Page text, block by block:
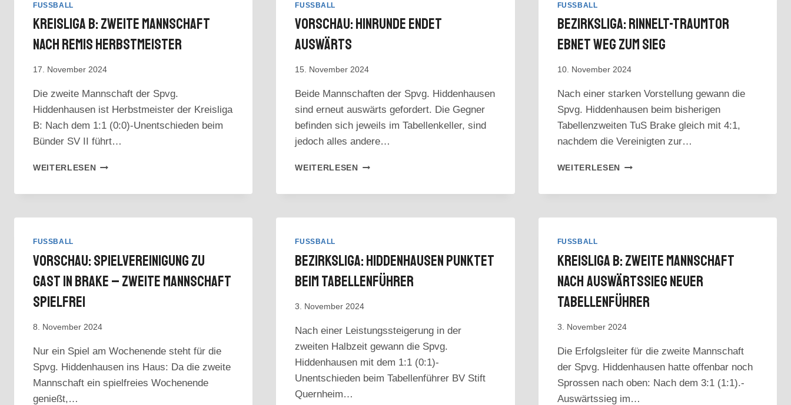
FUSSBALL
Kreisliga B: Zweite Mannschaft
Nach Remis Herbstmeister
17. November 2024
Die zweite Mannschaft der Spvg.
Hiddenhausen ist Herbstmeister der Kreisliga
B: Nach dem 1:1 (0:0)-Unentschieden beim
Bünder SV II führt…
WEITERLESENKREISLIGA
FUSSBALL
Vorschau: Hinrunde Endet
Auswärts
15. November 2024
Beide Mannschaften der Spvg. Hiddenhausen
sind erneut auswärts gefordert. Die Gegner
befinden sich jeweils im Tabellenkeller, sind
jedoch alles andere…
WEITERLESENVORSCHAU:
FUSSBALL
Bezirksliga: Rinnelt-Traumtor
Ebnet Weg Zum Sieg
10. November 2024
Nach einer starken Vorstellung gewann die
Spvg. Hiddenhausen beim bisherigen
Tabellenzweiten TuS Brake gleich mit 4:1,
nachdem die Vereinigten zur…
WEITERLESEN
BEZIRKSLIGA:
FUSSBALL
Vorschau: Spielvereinigung Zu
Gast In Brake – Zweite Mannschaft
Spielfrei
8. November 2024
Nur ein Spiel am Wochenende steht für die
Spvg. Hiddenhausen ins Haus: Da die zweite
Mannschaft ein spielfreies Wochenende
genießt,…
FUSSBALL
Bezirksliga: Hiddenhausen Punktet
Beim Tabellenführer
3. November 2024
Nach einer Leistungssteigerung in der
zweiten Halbzeit gewann die Spvg.
Hiddenhausen mit dem 1:1 (0:1)-
Unentschieden beim Tabellenführer BV Stift
Quernheim…
FUSSBALL
Kreisliga B: Zweite Mannschaft
Nach Auswärtssieg Neuer
Tabellenführer
3. November 2024
Die Erfolgsleiter für die zweite Mannschaft
der Spvg. Hiddenhausen hatte offenbar noch
Sprossen nach oben: Nach dem 3:1 (1:1).-
Auswärtssieg im…